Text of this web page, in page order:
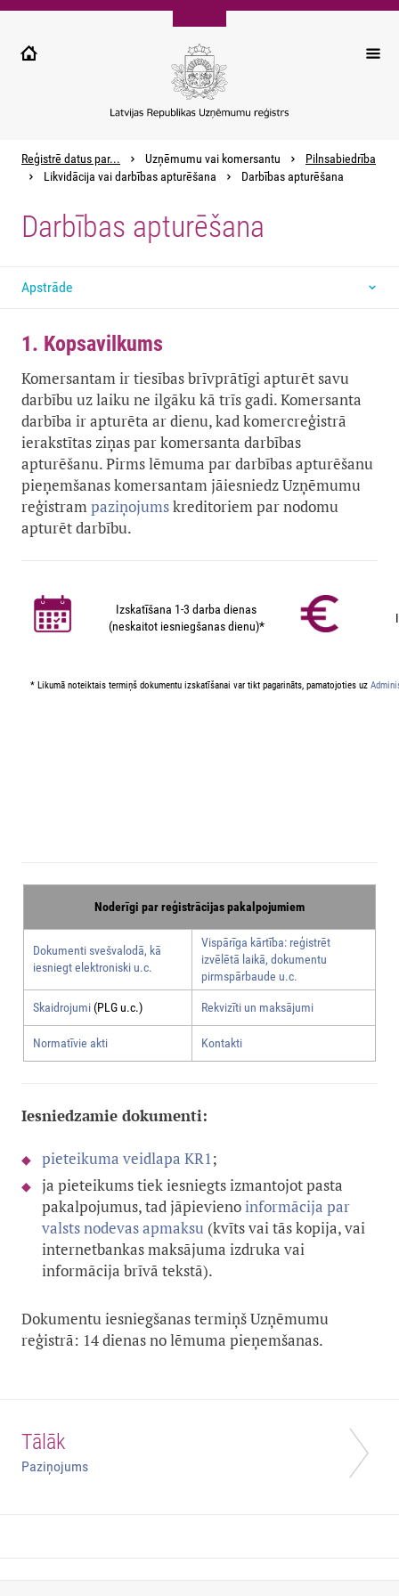
Pārlekt
galveno
Reģistrē datus par... Uzņēmumu vai komersantu
Pilnsabiedrība
Likvidācija vai darbības apturēšana
Darbības apturēšana
Darbības apturēšana
Apstrāde
1. Kopsavilkums
Komersantam ir tiesības brīvprātīgi apturēt savu
darbību uz laiku ne ilgāku kā trīs gadi. Komersanta
darbība ir apturēta ar dienu, kad komercreģistrā
ierakstītas ziņas par komersanta darbības
apturēšanu. Pirms lēmuma par darbības apturēšanu
pieņemšanas komersantam jāiesniedz Uzņēmumu
reģistrampaziņojumskreditoriem par nodomu
apturēt darbību.
Izskatīšana 1-3 darba dienas
(neskaitot iesniegšanas dienu)*
* Likumā noteiktais termiņš dokumentu izskatīšanai var tikt pagarināts, pamatojoties uz
Noderīgi par reģistrācijas pakalpojumiem
Dokumenti svešvalodā, kā
iesniegt elektroniski u.c.
Vispārīga kārtība: reģistrēt
izvēlētā laikā, dokumentu
pirmspārbaude u.c.
Skaidrojumi(PLG u.c.) Rekvizīti un maksājumi
Normatīvie akti Kontakti
Iesniedzamie dokumenti:
pieteikuma veidlapa KR1;
ja pieteikums tiek iesniegts izmantojot pasta
pakalpojumus, tad jāpievienoinformācija par
valsts nodevas apmaksu (kvīts vai tās kopija, vai
internetbankas maksājuma izdruka vai
informācija brīvā tekstā).
Dokumentu iesniegšanas termiņš Uzņēmumu
reģistrā: 14 dienas no lēmuma pieņemšanas.
Tālāk
Paziņojums